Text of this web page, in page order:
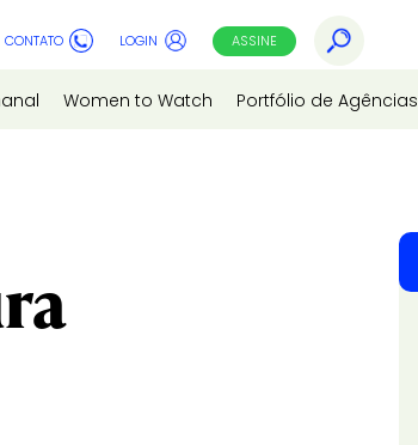
CONTATO LOGIN ASSINE
Women to Watch Portfólio de Agências